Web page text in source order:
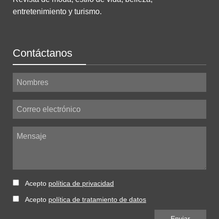
entretenimiento y turismo.
Contáctanos
Nombres
Correo electrónico
Mensaje
Acepto política de privacidad
Acepto política de tratamiento de datos